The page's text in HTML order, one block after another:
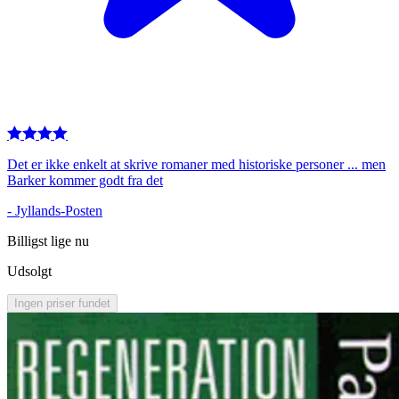
Det er ikke enkelt at skrive romaner med historiske personer ... men
Barker kommer godt fra det
- Jyllands-Posten
Billigst lige nu
Udsolgt
Ingen priser fundet